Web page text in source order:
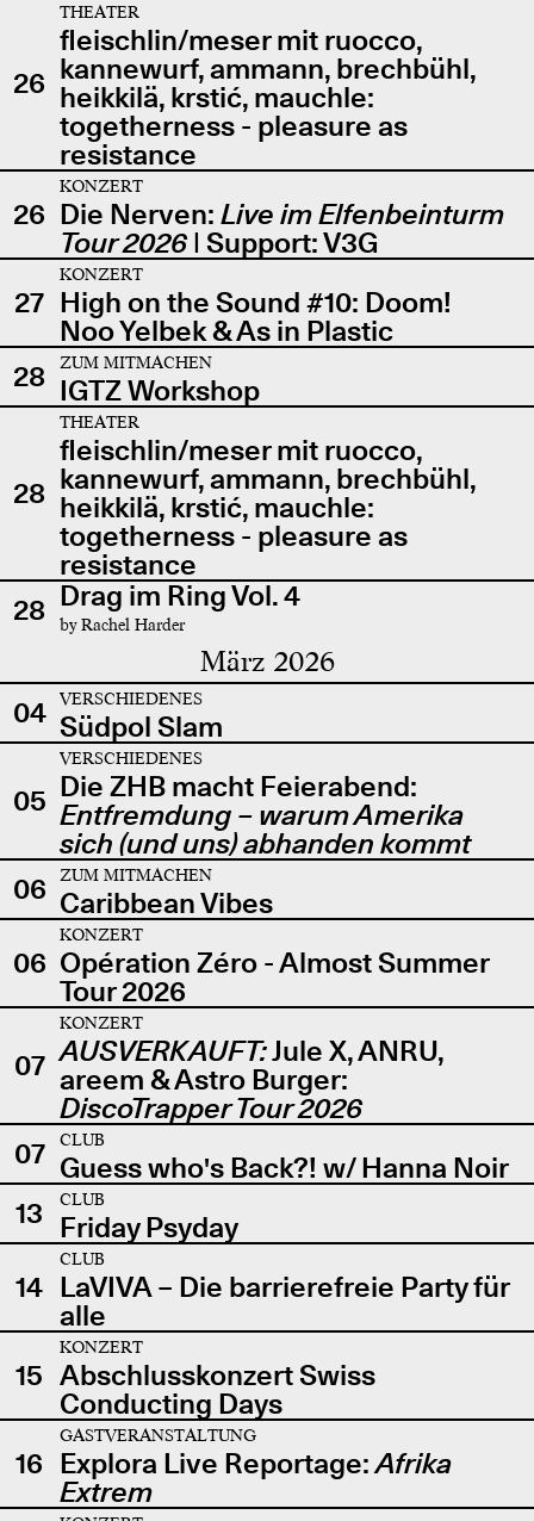
26
THEATER
fleischlin/meser mit ruocco,
kannewurf, ammann, brechbühl,
heikkilä, krstić, mauchle:
togetherness - pleasure as
resistance
26
KONZERT
Die Nerven: Live im Elfenbeinturm
Tour 2026| Support: V3G
27
KONZERT
High on the Sound #10: Doom!
Noo Yelbek & As in Plastic
28
ZUM MITMACHEN
IGTZ Workshop
28
THEATER
fleischlin/meser mit ruocco,
kannewurf, ammann, brechbühl,
heikkilä, krstić, mauchle:
togetherness - pleasure as
resistance
28 Drag im Ring Vol. 4
by Rachel Harder
März 2026
04 VERSCHIEDENES
Südpol Slam
05
VERSCHIEDENES
Die ZHB macht Feierabend:
Entfremdung – warum Amerika
sich (und uns) abhanden kommt
06
ZUM MITMACHEN
Caribbean Vibes
06
KONZERT
Opération Zéro - Almost Summer
Tour 2026
07
KONZERT
AUSVERKAUFT:Jule X, ANRU,
areem & Astro Burger:
DiscoTrapper Tour 2026
07
CLUB
Guess who's Back?! w/ Hanna Noir
13
CLUB
Friday Psyday
14
CLUB
LaVIVA – Die barrierefreie Party für
alle
15
KONZERT
Abschlusskonzert Swiss
Conducting Days
16
GASTVERANSTALTUNG
Explora Live Reportage:Afrika
Extrem